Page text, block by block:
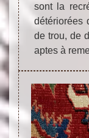
sont la
détériorées
de trou, de
aptes à